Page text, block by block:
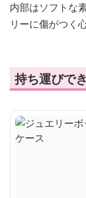
内部はソフトな
リーに傷がつく
持ち運びで